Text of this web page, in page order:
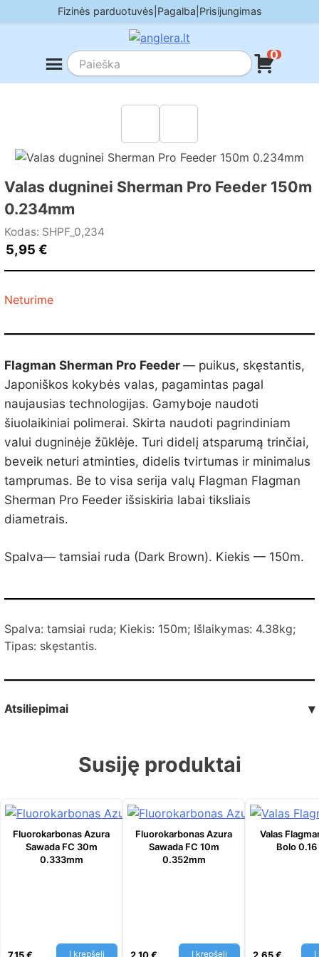
to
Fizinės parduotuvės Pagalba Prisijungimas
0
Valas dugninei Sherman Pro Feeder 150m
0.234mm
Kodas: SHPF_0,234
5,95 €
Neturime
Flagman Sherman Pro Feeder— puikus, skęstantis,
Japoniškos kokybės valas, pagamintas pagal
naujausias technologijas. Gamyboje naudoti
šiuolaikiniai polimerai. Skirta naudoti pagrindiniam
valui dugninėje žūklėje. Turi didelį atsparumą trinčiai,
beveik neturi atminties, didelis tvirtumas ir minimalus
tamprumas. Be to visa serija valų Flagman Flagman
Sherman Pro Feeder išsiskiria labai tiksliais
diametrais.
Spalva— tamsiai ruda (Dark Brown). Kiekis — 150m.
Spalva: tamsiai ruda; Kiekis: 150m; Išlaikymas: 4.38kg;
Tipas: skęstantis.
Atsiliepimai ▾
Susiję produktai
Fluorokarbonas Azura
Sawada FC 30m
0.333mm
Į krepšelį
Fluorokarbonas Azura
Sawada FC 10m
0.352mm
Į krepšelį
Valas
Bolo
Į